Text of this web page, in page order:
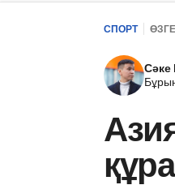
СПОРТ
Сәке